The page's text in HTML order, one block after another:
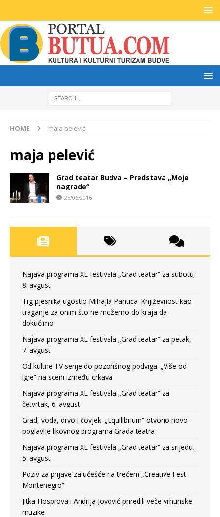
HOME maja pelević
maja pelević
Grad teatar Budva – Predstava „Moje
nagrade“
25/06/2016
Najava programa XL festivala „Grad teatar“ za subotu,
8. avgust
Trg pjesnika ugostio Mihajla Pantića: Književnost kao
traganje za onim što ne možemo do kraja da
dokučimo
Najava programa XL festivala „Grad teatar“ za petak,
7. avgust
Od kultne TV serije do pozorišnog podviga: „Više od
igre” na sceni između crkava
Najava programa XL festivala „Grad teatar“ za
četvrtak, 6. avgust
Grad, voda, drvo i čovjek: „Equilibrium“ otvorio novo
poglavlje likovnog programa Grada teatra
Najava programa XL festivala „Grad teatar“ za srijedu,
5. avgust
Poziv za prijave za učešće na trećem „Creative Fest
Montenegro“
Jitka Hosprova i Andrija Jovović priredili veče vrhunske
muzike